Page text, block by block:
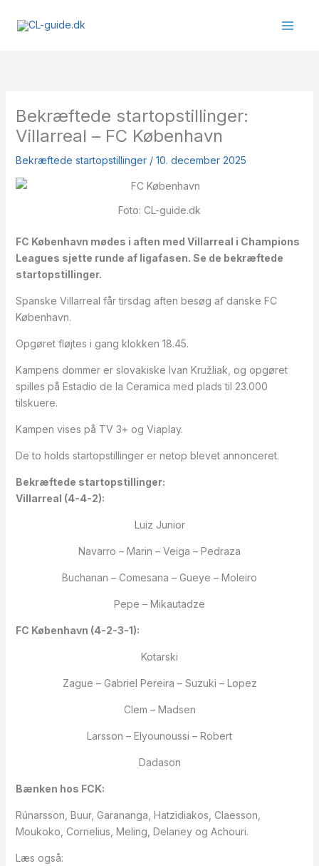
Bekræftede startopstillinger:
Villarreal – FC København
Bekræftede startopstillinger/ 10. december 2025
Foto: CL-guide.dk
FC København mødes i aften med Villarreal i Champions
Leagues sjette runde af ligafasen. Se de bekræftede
startopstillinger.
Spanske Villarreal får tirsdag aften besøg af danske FC
København.
Opgøret fløjtes i gang klokken 18.45.
Kampens dommer er slovakiske Ivan Kružliak, og opgøret
spilles på Estadio de la Ceramica med plads til 23.000
tilskuere.
Kampen vises på TV 3+ og Viaplay.
De to holds startopstillinger er netop blevet annonceret.
Bekræftede startopstillinger:
Villarreal (4-4-2):
Luiz Junior
Navarro – Marin – Veiga – Pedraza
Buchanan – Comesana – Gueye – Moleiro
Pepe – Mikautadze
FC København (4-2-3-1):
Kotarski
Zague – Gabriel Pereira – Suzuki – Lopez
Clem – Madsen
Larsson – Elyounoussi – Robert
Dadason
Bænken hos FCK:
Rúnarsson, Buur, Garananga, Hatzidiakos, Claesson,
Moukoko, Cornelius, Meling, Delaney og Achouri.
Læs også: